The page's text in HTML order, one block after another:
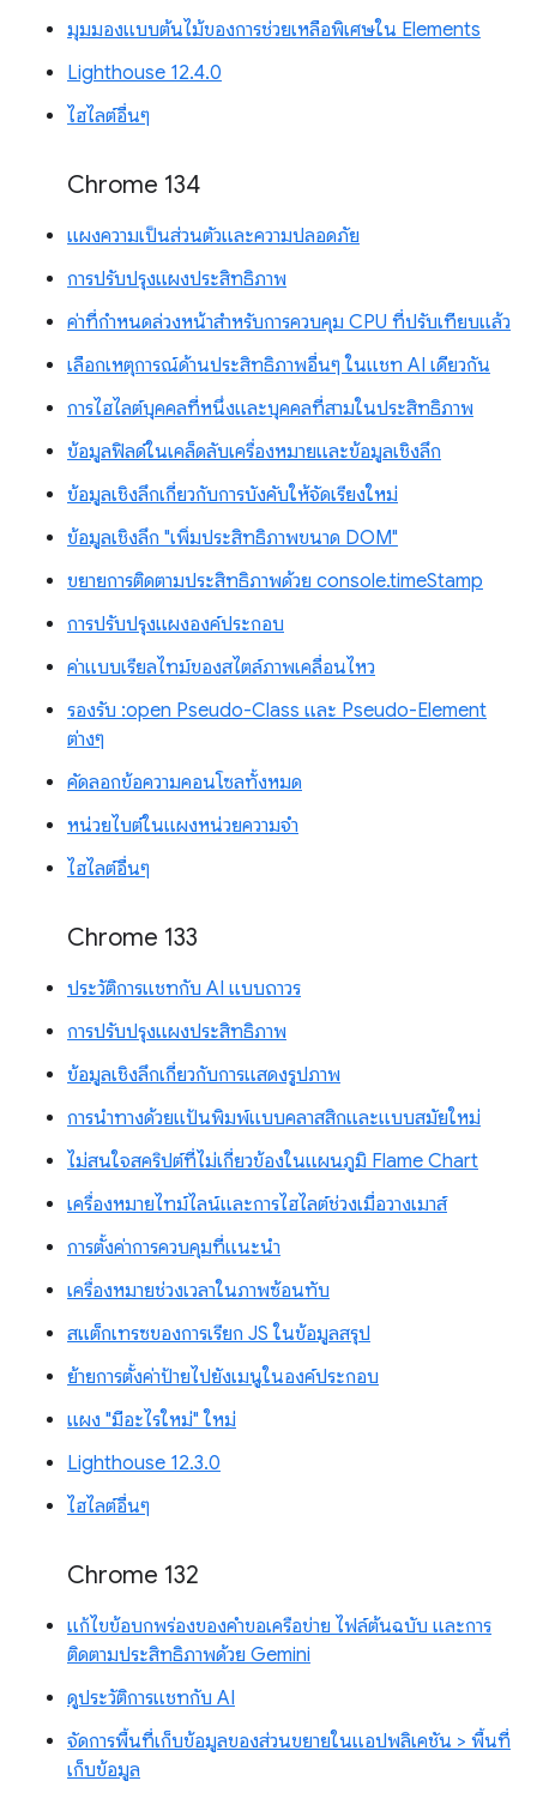
มุมมองแบบต้นไม้ของการช่วยเหลือพิเศษใน Elements
Lighthouse 12.4.0
ไฮไลต์อื่นๆ
Chrome 134
แผงความเป็นส่วนตัวและความปลอดภัย
การปรับปรุงแผงประสิทธิภาพ
ค่าที่กำหนดล่วงหน้าสำหรับการควบคุม CPU ที่ปรับเทียบแล้ว
เลือกเหตุการณ์ด้านประสิทธิภาพอื่นๆ ในแชท AI เดียวกัน
การไฮไลต์บุคคลที่หนึ่งและบุคคลที่สามในประสิทธิภาพ
ข้อมูลฟิลด์ในเคล็ดลับเครื่องหมายและข้อมูลเชิงลึก
ข้อมูลเชิงลึกเกี่ยวกับการบังคับให้จัดเรียงใหม่
ข้อมูลเชิงลึก "เพิ่มประสิทธิภาพขนาด DOM"
ขยายการติดตามประสิทธิภาพด้วย console.timeStamp
การปรับปรุงแผงองค์ประกอบ
ค่าแบบเรียลไทม์ของสไตล์ภาพเคลื่อนไหว
รองรับ :open Pseudo-Class และ Pseudo-Element
ต่างๆ
คัดลอกข้อความคอนโซลทั้งหมด
หน่วยไบต์ในแผงหน่วยความจำ
ไฮไลต์อื่นๆ
Chrome 133
ประวัติการแชทกับ AI แบบถาวร
การปรับปรุงแผงประสิทธิภาพ
ข้อมูลเชิงลึกเกี่ยวกับการแสดงรูปภาพ
การนำทางด้วยแป้นพิมพ์แบบคลาสสิกและแบบสมัยใหม่
ไม่สนใจสคริปต์ที่ไม่เกี่ยวข้องในแผนภูมิ Flame Chart
เครื่องหมายไทม์ไลน์และการไฮไลต์ช่วงเมื่อวางเมาส์
การตั้งค่าการควบคุมที่แนะนำ
เครื่องหมายช่วงเวลาในภาพซ้อนทับ
สแต็กเทรซของการเรียก JS ในข้อมูลสรุป
ย้ายการตั้งค่าป้ายไปยังเมนูในองค์ประกอบ
แผง "มีอะไรใหม่" ใหม่
Lighthouse 12.3.0
ไฮไลต์อื่นๆ
Chrome 132
แก้ไขข้อบกพร่องของคำขอเครือข่าย ไฟล์ต้นฉบับ และการ
ติดตามประสิทธิภาพด้วย Gemini
ดูประวัติการแชทกับ AI
จัดการพื้นที่เก็บข้อมูลของส่วนขยายในแอปพลิเคชัน > พื้นที่
เก็บข้อมูล